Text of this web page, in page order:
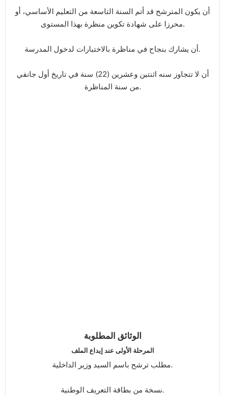
أن يكون المترشح قد أتم السنة التاسعة من التعليم الأساسي، أو
محرزا على شهادة تكوين منظرة بهذا المستوى.
أن يشارك بنجاح في مناظرة بالاختبارات لدخول المدرسة.
أن لا تتجاوز سنه اثنتين وعشرين (22) سنة في تاريخ أول جانفي
من سنة المناظرة.
الوثائق المطلوبة
المرحلة الأولى عند إيداع الملف
مطلب ترشح باسم السيد وزير الداخلية.
نسخة من بطاقة التعريف الوطنية.